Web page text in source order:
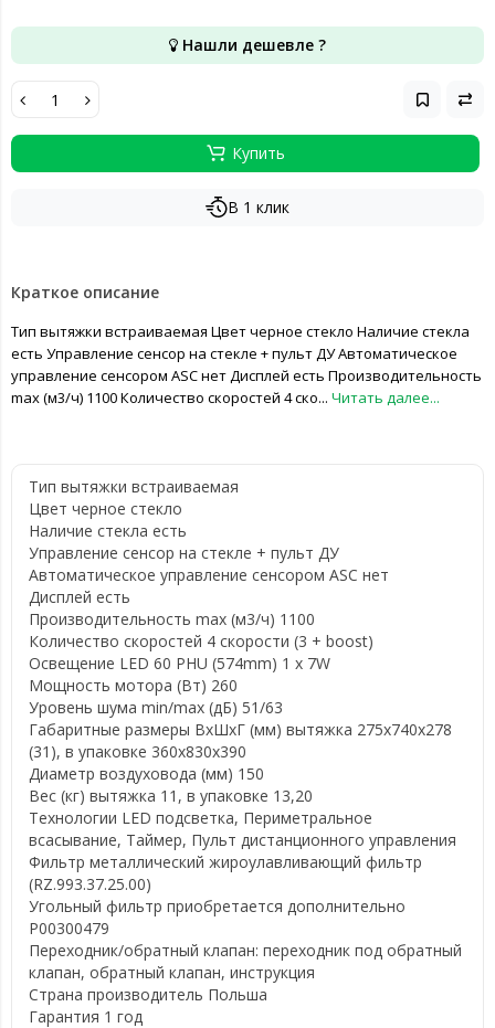
Нашли дешевле ?
Купить
В 1 клик
Краткое описание
Тип вытяжки встраиваемая Цвет черное стекло Наличие стекла
есть Управление сенсор на стекле + пульт ДУ Автоматическое
управление сенсором ASC нет Дисплей есть Производительность
max (м3/ч) 1100 Количество скоростей 4 ско... Читать далее...
Тип вытяжки встраиваемая
Цвет черное стекло
Наличие стекла есть
Управление сенсор на стекле + пульт ДУ
Автоматическое управление сенсором ASC нет
Дисплей есть
Производительность max (м3/ч) 1100
Количество скоростей 4 скорости (3 + boost)
Освещение LED 60 PHU (574mm) 1 x 7W
Мощность мотора (Вт) 260
Уровень шума min/max (дБ) 51/63
Габаритные размеры ВхШхГ (мм) вытяжка 275х740х278
(31), в упаковке 360х830х390
Диаметр воздуховода (мм) 150
Вес (кг) вытяжка 11, в упаковке 13,20
Технологии LED подсветка, Периметральное
всасывание, Таймер, Пульт дистанционного управления
Фильтр металлический жироулавливающий фильтр
(RZ.993.37.25.00)
Угольный фильтр приобретается дополнительно
P00300479
Переходник/обратный клапан: переходник под обратный
клапан, обратный клапан, инструкция
Страна производитель Польша
Гарантия 1 год